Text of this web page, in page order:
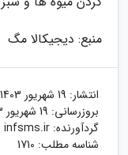
منبع: دیجیکالا مگ
انتشار: 19 شهریور 1403
بروزرسانی: 19 شهریور 1403
گردآورنده: infsms.ir
شناسه مطلب: 1710